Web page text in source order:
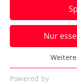
Kärntner
Nur
Essenziell
Essenzielle
Powered by